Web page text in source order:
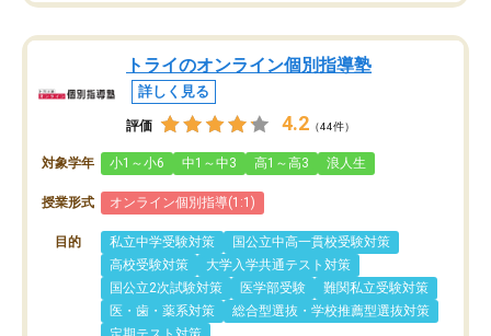
トライのオンライン個別指導塾
詳しく見る
評価 4.2 （44件）
対象学年 小1～小6 中1～中3 高1～高3 浪人生
授業形式 オンライン個別指導(1:1)
目的 私立中学受験対策
国公立中高一貫校受験対策
高校受験対策
大学入学共通テスト対策
国公立2次試験対策
医学部受験
難関私立受験対策
医・歯・薬系対策
総合型選抜・学校推薦型選抜対策